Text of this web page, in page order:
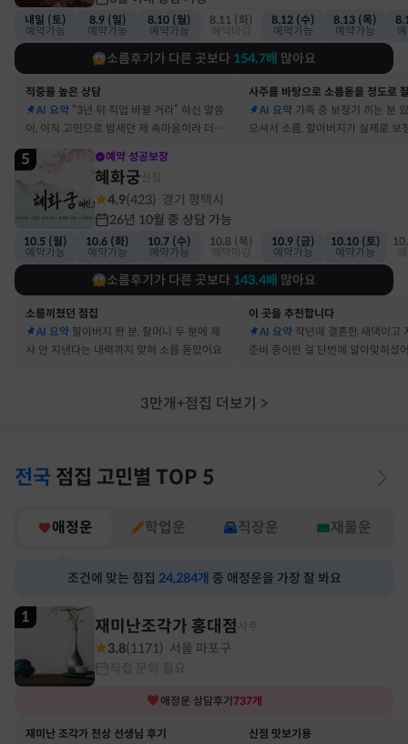
내일 (토)
예약가능
8.9 (일)
예약가능
8.10 (월)
예약가능
8.11 (화)
8.12 (수)
예약가능
8.13 (목)
예약가능
소름후기가 다른 곳보다 154.7배 많아요
적중률 높은 상담
AI 요약 “3년 뒤 직업 바뀔 거라” 하신 말씀
이, 이직 고민으로 밤새던 제 속마음이라 더 신
기했어요
AI 요약 가족 중 보청기 끼는 분
으셔서 소름, 할아버지가 실제로 보
5 예약 성공보장
혜화궁
4.9(423) 경기 평택시
26년 10월 중 상담 가능
10.5 (월)
예약가능
10.6 (화)
예약가능
10.7 (수)
예약가능
10.8 (목)
10.9 (금)
예약가능
10.10 (토)
예약가능
소름후기가 다른 곳보다 143.4배 많아요
소름끼쳤던 점집
AI 요약 할아버지 한 분, 할머니 두 분에 제
사 안 지낸다는 내력까지 맞혀 소름 돋았어요
이 곳을 추천합니다
AI 요약 작년에 결혼한 새댁이고
준비 중이란 걸 단번에 알아맞히셨
3만개+점집 더보기 >
전국 점집 고민별 TOP 5
애정운 학업운 직장운 재물운
조건에 맞는 점집 24,284개 중 애정운을 가장 잘 봐요
1 재미난조각가 홍대점
3.8(1171) 서울 마포구
애정운 상담후기 737개
재미난 조각가 천상 선생님 후기
신점 맛보기용